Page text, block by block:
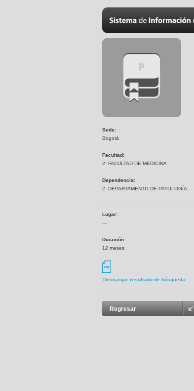
Sede:
Bogotá
Facultad:
2- FACULTAD DE MEDICINA
Dependencia:
2- DEPARTAMENTO DE PATOLOGÍA
Lugar:
---
Duración:
12 meses
Descargar resultado de búsqueda
Regresar